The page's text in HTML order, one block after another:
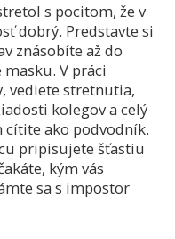
s pocitom, že v
dobrý. Predstavte si
znásobíte až do
V práci
vediete stretnutia,
kolegov a celý
cítite ako podvodník.
pripisujete šťastiu
kým vás
sa s impostor